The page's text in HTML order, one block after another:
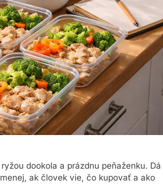
dookola a prázdnu peňaženku. Dá
ak človek vie, čo kupovať a ako